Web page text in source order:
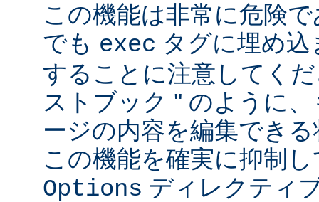
この機能は非常に危険
でも exec タグに埋め
することに注意してく
ストブック '' のように
ージの内容を編集でき
この機能を確実に抑制
Options ディレクティ